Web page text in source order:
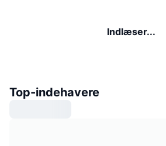
Indlæser...
Top-indehavere